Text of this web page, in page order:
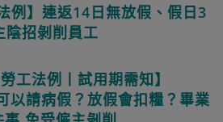
例】連返14日無放假、假日3
陰招剝削員工
工法例丨試用期需知】
請病假？放假會扣糧？畢業